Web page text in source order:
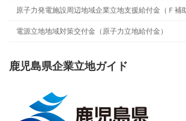
原子力発電施設周辺地域企業立地支援給付金（Ｆ補
電源立地地域対策交付金（原子力立地給付金）
鹿児島県企業立地ガイド